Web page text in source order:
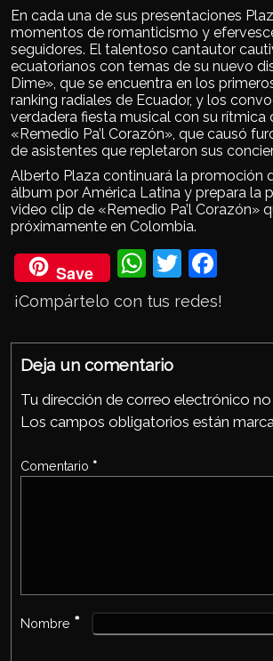
En cada una de sus presentaciones
momentos de romanticismo y
seguidores. El talentoso cantautor
ecuatorianos con temas de su nuevo
Dime», que se encuentra en los
ranking radiales de Ecuador, y los
verdadera fiesta musical con su rítmica
«Remedio Pa’l Corazón», que causó
de asistentes que repletaron sus
Alberto Plaza continuará la promoción
álbum por América Latina y prepara la
video clip de «Remedio Pa’l Corazón»
próximamente en Colombia.
Save
Wh
ats
p
Twi
tter
eb
¡Compártelo con tus redes!
Deja un comentario
Tu dirección de correo electrónico no
Los campos obligatorios están
Comentario *
Nombre *